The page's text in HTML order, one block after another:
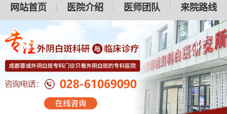
网站首页 医院介绍 医师团队 来院路线